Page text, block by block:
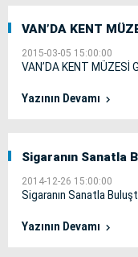
VAN’DA KENT
2015-03-05 15:00:00
VAN’DA KENT MÜZESİ
Yazının Devamı
Sigaranın Sanatla
2014-12-26 15:00:00
Sigaranın Sanatla
Yazının Devamı